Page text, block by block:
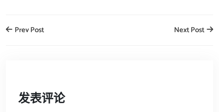
Prev Post Next Post
发表评论